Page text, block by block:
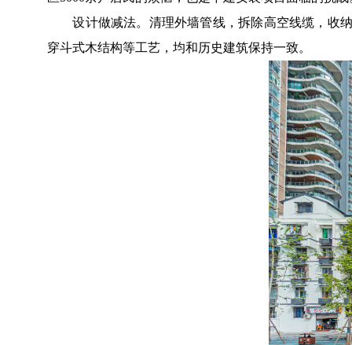
设计做减法。清理外墙管线，拆除高空线缆，收纳
穿斗式木结构等工艺，均和历史建筑保持一致。